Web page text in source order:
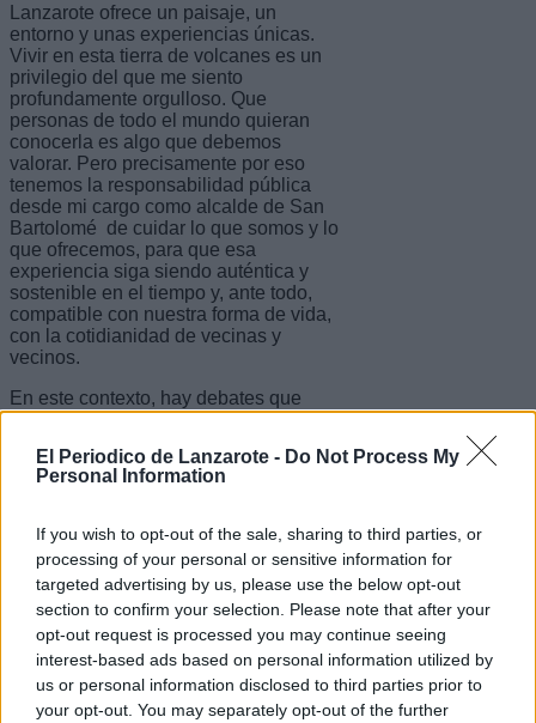
El Periodico de Lanzarote - Do Not Process My
Personal Information
If you wish to opt-out of the sale, sharing to third parties, or
processing of your personal or sensitive information for
targeted advertising by us, please use the below opt-out
section to confirm your selection. Please note that after your
opt-out request is processed you may continue seeing
interest-based ads based on personal information utilized by
us or personal information disclosed to third parties prior to
your opt-out. You may separately opt-out of the further
Lanzarote ofrece un paisaje, un
entorno y unas experiencias únicas.
Vivir en esta tierra de volcanes es un
privilegio del que me siento
profundamente orgulloso. Que
personas de todo el mundo quieran
conocerla es algo que debemos
valorar. Pero precisamente por eso
tenemos la responsabilidad pública
desde mi cargo como alcalde de San
Bartolomé de cuidar lo que somos y lo
que ofrecemos, para que esa
experiencia siga siendo auténtica y
sostenible en el tiempo y, ante todo,
compatible con nuestra forma de vida,
con la cotidianidad de vecinas y
vecinos.
En este contexto, hay debates que
debemos afrontar sin miedo. Uno de
turística con un objetivo claramente
finalista.
Ofrecer un destino de calidad no es
incompatible con pedir una pequeña
contribución a quienes nos visitan. No
se trata de prohibir sino de
corresponsabilizar. De entender que
cuidar un territorio frágil requiere
recursos. Y esta es una reflexión
legítima y necesaria.
No hablamos de una propuesta